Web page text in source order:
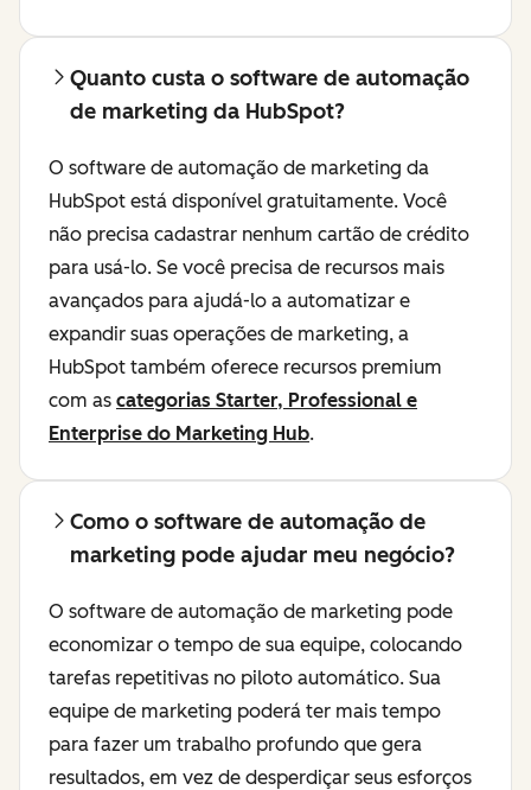
Quanto custa o software de automação
de marketing da HubSpot?
O software de automação de marketing da
HubSpot está disponível gratuitamente. Você
não precisa cadastrar nenhum cartão de crédito
para usá-lo. Se você precisa de recursos mais
avançados para ajudá-lo a automatizar e
expandir suas operações de marketing, a
HubSpot também oferece recursos premium
com as categorias Starter, Professional e
Enterprise do Marketing Hub.
Como o software de automação de
marketing pode ajudar meu negócio?
O software de automação de marketing pode
economizar o tempo de sua equipe, colocando
tarefas repetitivas no piloto automático. Sua
equipe de marketing poderá ter mais tempo
para fazer um trabalho profundo que gera
resultados, em vez de desperdiçar seus esforços